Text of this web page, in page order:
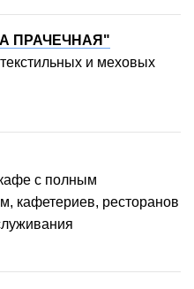
ПРАЧЕЧНАЯ"
и меховых
с полным
кафетериев, ресторанов
руб/мес
развитие